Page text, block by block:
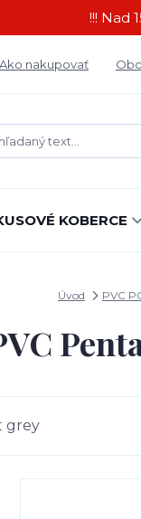
!!! Nad
Ako nakupovať
KOBERCE
Úvod PVC